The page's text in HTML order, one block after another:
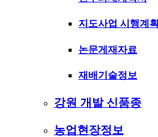
지도사업 시행계획
논문게재자료
재배기술정보
강원 개발 신품종
농업현장정보